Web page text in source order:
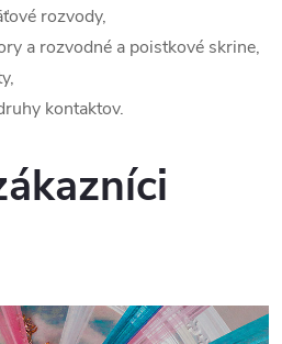
rozvody,
a rozvodné a poistkové skrine,
kontaktov.